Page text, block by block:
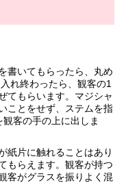
書いてもらったら、丸め
れ終わったら、観客の1
てもらいます。マジシャ
ことをせず、ステムを指
客の手の上に出しま
紙片に触れることはあり
もらえます。観客が持つ
客がグラスを振りよく混